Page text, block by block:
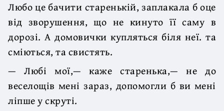
Любо це бачити старенькій, заплакала б оце
від зворушення, що не кинуто її саму в
дорозі. А домовички купляться біля неї. та
сміються, та свистять.
— Любі мої,— каже старенька,— не до
веселощів мені зараз, допомогли б ви мені
ліпше у скруті.